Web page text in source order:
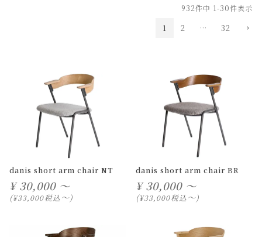
932件中 1-30件表示
1 2 … 32
danis short arm chair NT
¥ 30,000 ～
¥33,000税込〜
danis short arm chair BR
¥ 30,000 ～
¥33,000税込〜